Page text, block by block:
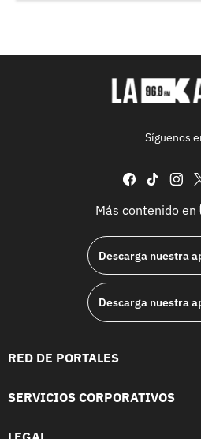
Síguenos
facebook
tiktok
Más contenido en
Descarga nuestra
Descarga nuestra
RED DE PORTALES
SERVICIOS CORPORATIVOS